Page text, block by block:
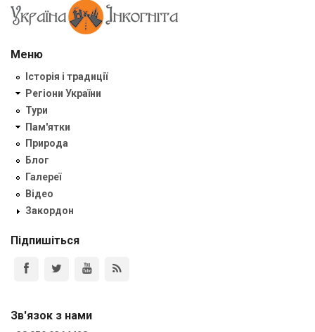
Меню
Історія і традиції
Регіони України
Тури
Пам'ятки
Природа
Блог
Галереї
Відео
Закордон
Підпишіться
Зв'язок з нами